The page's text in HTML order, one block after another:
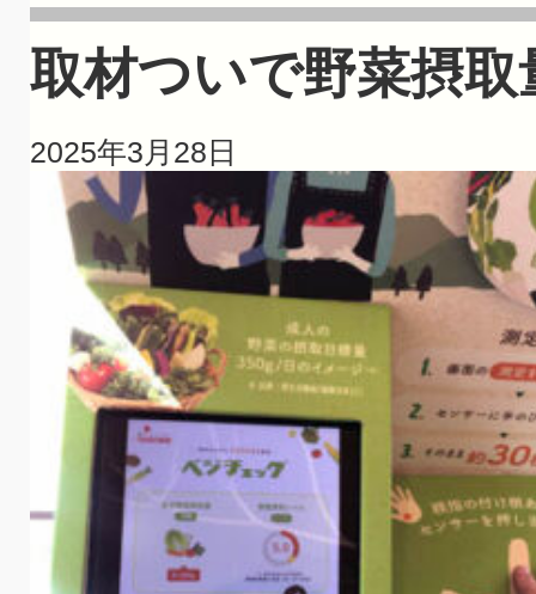
取材ついで野菜摂
2025年3月28日